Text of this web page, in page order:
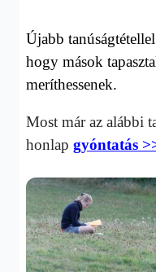
Újabb
hogy mások
meríthessenek.
Most már az alábbi
honlapgyóntatás